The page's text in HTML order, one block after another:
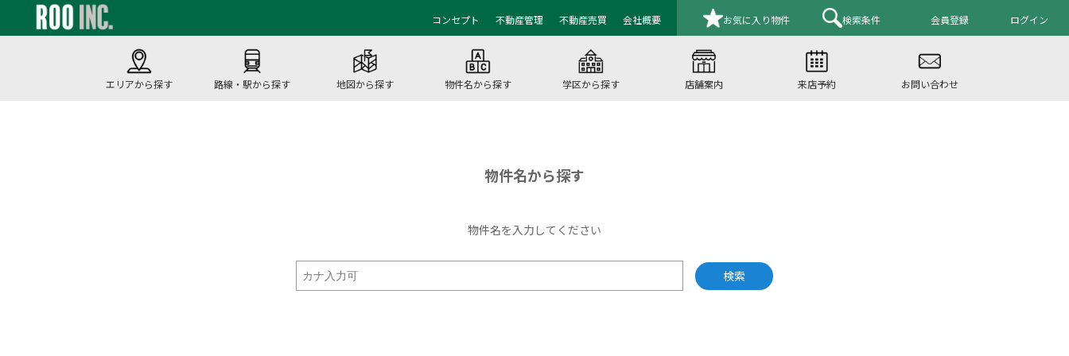
コンセプト 不動産管理 不動産売買 会社概要 お気に入り物件 検索条件 会員登録 ログイン
エリアから探す 路線・駅から探す 地図から探す 物件名から探す 学区から探す 店舗案内 来店予約 お問い合わせ
物件名から探す
物件名を入力してください
検索